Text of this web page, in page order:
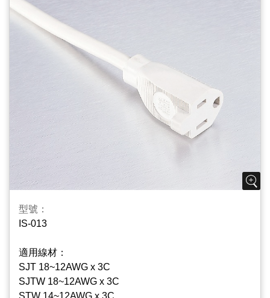
型號：
IS-013
適用線材：
SJT 18~12AWG x 3C
SJTW 18~12AWG x 3C